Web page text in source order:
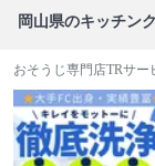
岡山県のキッチン
おそうじ専門店TRサー